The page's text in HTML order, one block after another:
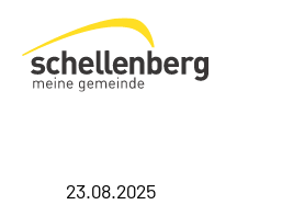
Gemeinde Schellenberg Startseite
23.08.2025